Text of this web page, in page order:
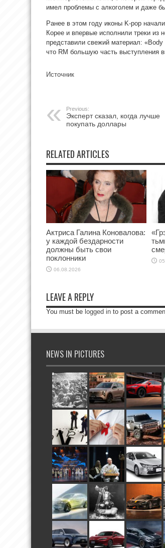
имел проблемы с алкоголем и даже
Ранее в этом году иконы K-pop
Корее и впервые исполнили треки из
представили свежий материал:
что RM большую часть выступления
Источник
Previous:
Эксперт сказал, когда лучше
покупать доллары
RELATED ARTICLES
Актриса Галина Коновалова:
у каждой бездарности
должны быть свои
поклонники
06.08.2026
LEAVE A REPLY
You must be logged in to post a
NEWS IN PICTURES